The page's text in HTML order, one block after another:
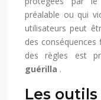
préalable ou qui
utilisateurs peut
des conséquences
des règles est
guérilla .
Les